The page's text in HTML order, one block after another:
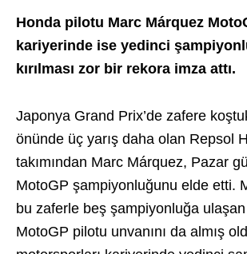
Honda pilotu Marc Márquez
kariyerinde ise yedinci
kırılması zor bir rekora imza attı.
Japonya Grand Prix’de zafere
önünde üç yarış daha olan Repsol
takımından Marc Márquez, Pazar
MotoGP şampiyonluğunu elde etti.
bu zaferle beş şampiyonluğa
MotoGP pilotu unvanını da almış